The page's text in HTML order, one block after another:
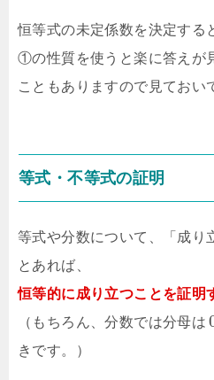
恒等式の未定係数を決定する
①の性質を使うと楽に答えが
こともありますので見ておい
等式・不等式の証明
等式や分数について、「成り
とあれば、
恒等的に成り立つことを証明
（もちろん、分数では分母は
きです。）